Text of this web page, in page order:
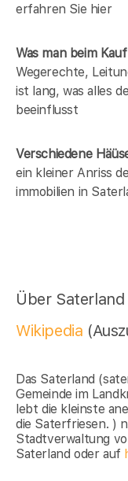
erfahren Sie hier
Was man beim
Wegerechte,
ist lang, was alles
beeinflusst
Verschiedene
ein kleiner Anriss
immobilien in
Über
Wikipedia
Das Saterland
Gemeinde im
lebt die kleinste
die Saterfriesen. )
Stadtverwaltung
Saterland oder auf